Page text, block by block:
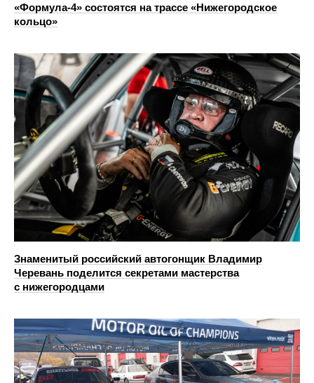
«Формула-4» состоятся на трассе «Нижегородское
кольцо»
Знаменитый российский автогонщик Владимир
Черевань поделится секретами мастерства
с нижегородцами